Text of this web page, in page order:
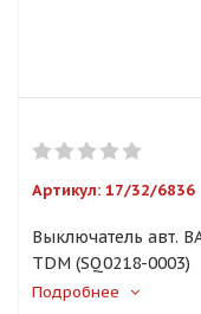
Артикул: 17/32/6836
Выключатель авт.
TDM (SQ0218-0003)
Подробнее